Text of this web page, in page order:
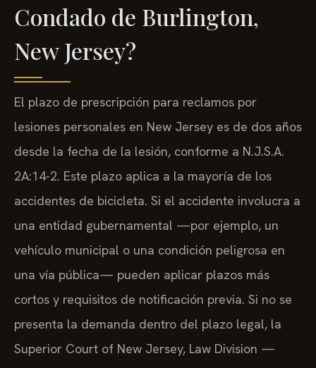
Condado de Burlington,
New Jersey?
El plazo de prescripción para reclamos por
lesiones personales en New Jersey es de dos años
desde la fecha de la lesión, conforme a N.J.S.A.
2A:14-2. Este plazo aplica a la mayoría de los
accidentes de bicicleta. Si el accidente involucra a
una entidad gubernamental —por ejemplo, un
vehículo municipal o una condición peligrosa en
una vía pública— pueden aplicar plazos más
cortos y requisitos de notificación previa. Si no se
presenta la demanda dentro del plazo legal, la
Superior Court of New Jersey, Law Division —